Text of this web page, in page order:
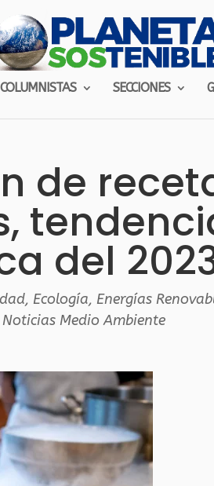
COLUMNISTAS SECCIONES
de
del
,Ecología,Energías
Noticias Medio Ambiente